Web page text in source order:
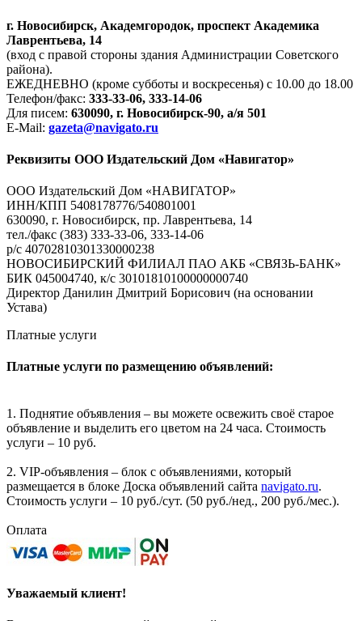
г. Новосибирск, Академгородок, проспект Академика
Лаврентьева, 14
(вход с правой стороны здания Администрации Советского
района).
ЕЖЕДНЕВНО (кроме субботы и воскресенья) с 10.00 до 18.00
Телефон/факс: 333-33-06, 333-14-06
Для писем: 630090, г. Новосибирск-90, а/я 501
E-Mail: gazeta@navigato.ru
Реквизиты ООО Издательский Дом «Навигатор»
ООО Издательский Дом «НАВИГАТОР»
ИНН/КПП 5408178776/540801001
630090, г. Новосибирск, пр. Лаврентьева, 14
тел./факс (383) 333-33-06, 333-14-06
р/с 40702810301330000238
НОВОСИБИРСКИЙ ФИЛИАЛ ПАО АКБ «СВЯЗЬ-БАНК»
БИК 045004740, к/с 30101810100000000740
Директор Данилин Дмитрий Борисович (на основании
Устава)
Платные услуги
Платные услуги по размещению объявлений:
1. Поднятие объявления – вы можете освежить своё старое
объявление и выделить его цветом на 24 часа. Стоимость
услуги – 10 руб.
2. VIP-объявления – блок с объявлениями, который
размещается в блоке Доска объявлений сайта navigato.ru.
Стоимость услуги – 10 руб./сут. (50 руб./нед., 200 руб./мес.).
Оплата
Уважаемый клиент!